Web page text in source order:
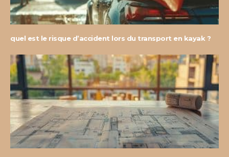
quel est le risque d’accident lors du transport en kayak ?